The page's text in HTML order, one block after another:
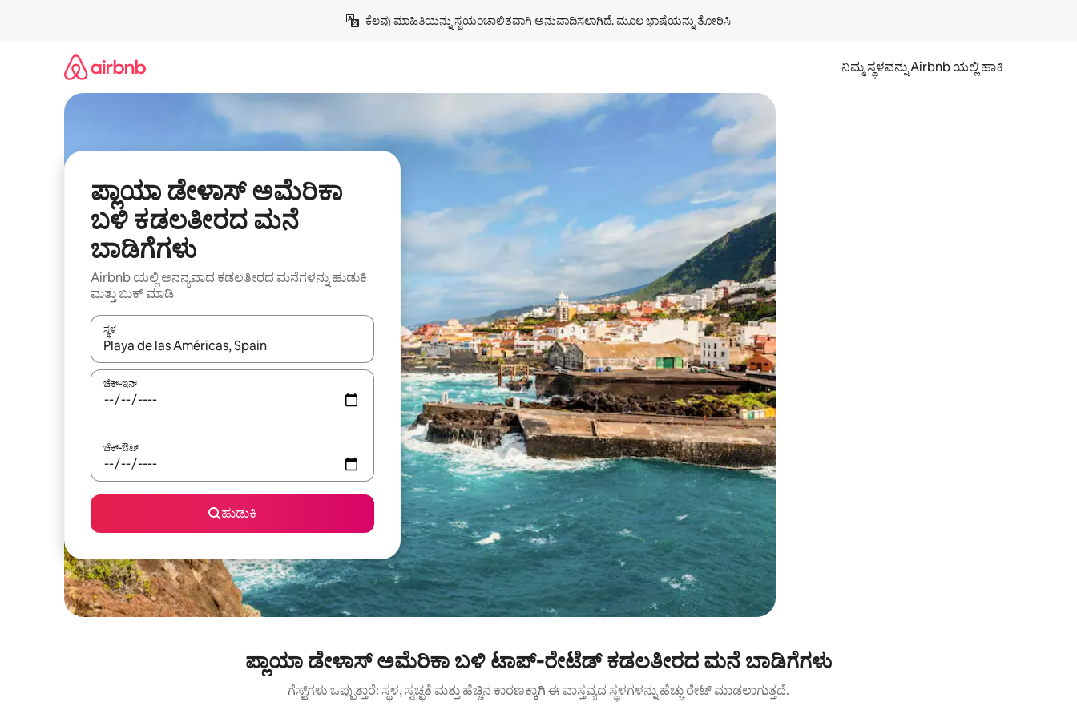
ಕೆಲವು ಮಾಹಿತಿಯನ್ನು ಸ್ವಯಂಚಾಲಿತವಾಗಿ ಅನುವಾದಿಸಲಾಗಿದೆ. ಮೂಲ ಭಾಷೆಯನ್ನು ತೋರಿಸಿ
ನಿಮ್ಮ ಸ್ಥಳವನ್ನು Airbnb ಯಲ್ಲಿ ಹಾಕಿ
ಪ್ಲಾಯಾ ಡೇಳಾಸ್ ಅಮೆರಿಕಾ
ಬಳಿ ಕಡಲತೀರದ ಮನೆ
ಬಾಡಿಗೆಗಳು
Airbnb ಯಲ್ಲಿ ಅನನ್ಯವಾದ ಕಡಲತೀರದ ಮನೆಗಳನ್ನು ಹುಡುಕಿ
ಮತ್ತು ಬುಕ್ ಮಾಡಿ
ಸ್ಥಳ
ಫಲಿತಾಂಶಗಳು ಲಭ್ಯವಿರುವಾಗ, ಅಪ್ ಮತ್ತು ಡೌನ್ ಬಾಣದ ಕೀಲಿಗಳೊಂದಿಗೆ ನ್ಯಾವಿಗೇಟ್ ಮಾಡಿ ಅಥವಾ ಸ್ಪರ್ಶ ಅಥವಾ ಸ್ವೈಪ್ ಗೆಸ್ಚರ್‌ಗಳ ಮೂಲಕ ಅನ್ವೇಷಿಸಿ.
ಚೆಕ್-ಇನ್
ಚೆಕ್-ಔಟ್
ಹುಡುಕಿ
ಪ್ಲಾಯಾ ಡೇಳಾಸ್ ಅಮೆರಿಕಾ ಬಳಿ ಟಾಪ್-ರೇಟೆಡ್ ಕಡಲತೀರದ ಮನೆ ಬಾಡಿಗೆಗಳು
ಗೆಸ್ಟ್‌ಗಳು ಒಪ್ಪುತ್ತಾರೆ: ಸ್ಥಳ, ಸ್ವಚ್ಛತೆ ಮತ್ತು ಹೆಚ್ಚಿನ ಕಾರಣಕ್ಕಾಗಿ ಈ ವಾಸ್ತವ್ಯದ ಸ್ಥಳಗಳನ್ನು ಹೆಚ್ಚು ರೇಟ್ ಮಾಡಲಾಗುತ್ತದೆ.